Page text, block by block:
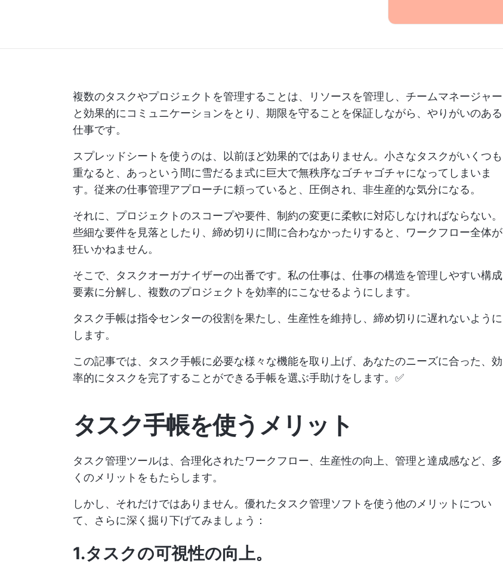
複数のタスクやプロジェクトを管理することは、リソースを管理し、チームマネージャー
と効果的にコミュニケーションをとり、期限を守ることを保証しながら、やりがいのある
仕事です。
スプレッドシートを使うのは、以前ほど効果的ではありません。小さなタスクがいくつも
重なると、あっという間に雪だるま式に巨大で無秩序なゴチャゴチャになってしまいま
す。従来の仕事管理アプローチに頼っていると、圧倒され、非生産的な気分になる。
それに、プロジェクトのスコープや要件、制約の変更に柔軟に対応しなければならない。
些細な要件を見落としたり、締め切りに間に合わなかったりすると、ワークフロー全体が
狂いかねません。
そこで、タスクオーガナイザーの出番です。私の仕事は、仕事の構造を管理しやすい構成
要素に分解し、複数のプロジェクトを効率的にこなせるようにします。
タスク手帳は指令センターの役割を果たし、生産性を維持し、締め切りに遅れないように
します。
この記事では、タスク手帳に必要な様々な機能を取り上げ、あなたのニーズに合った、効
率的にタスクを完了することができる手帳を選ぶ手助けをします。✅
タスク手帳を使うメリット
タスク管理ツールは、合理化されたワークフロー、生産性の向上、管理と達成感など、多
くのメリットをもたらします。
しかし、それだけではありません。優れたタスク管理ソフトを使う他のメリットについ
て、さらに深く掘り下げてみましょう：
1.タスクの可視性の向上。